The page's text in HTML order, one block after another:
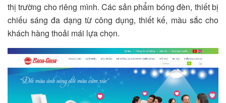
thị trường cho riêng mình. Các sản phẩm bóng đèn, thiết bị
chiếu sáng đa dạng từ công dụng, thiết kế, màu sắc cho
khách hàng thoải mái lựa chọn.